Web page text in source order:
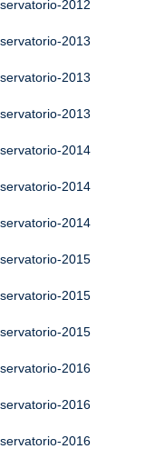
2012
2013
2013
2013
2014
2014
2014
2015
2015
2015
2016
2016
2016